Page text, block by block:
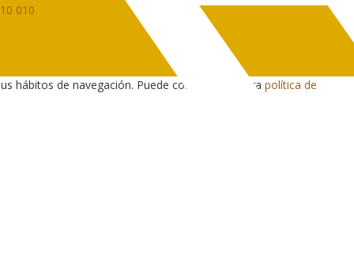
010
hábitos de navegación. Puede consultar nuestra política de